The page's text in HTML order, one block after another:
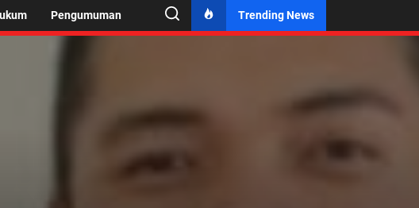
Pengumuman Trending News